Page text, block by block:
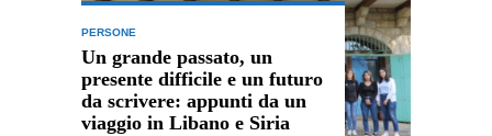
PERSONE
Un grande passato, un
presente difficile e un futuro
da scrivere: appunti da un
viaggio in Libano e Siria